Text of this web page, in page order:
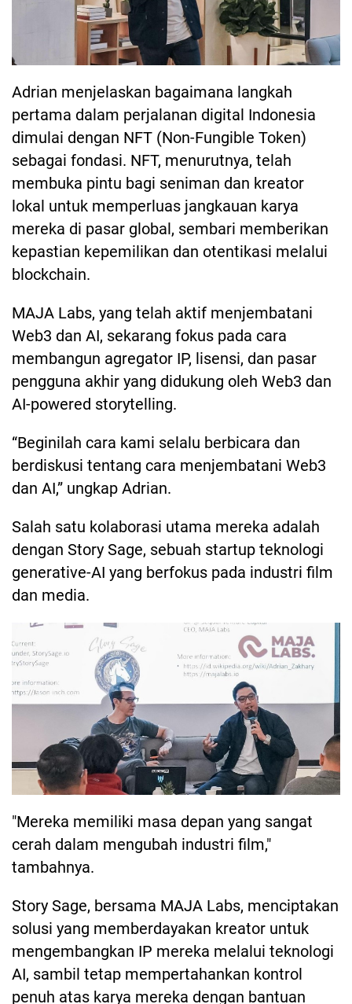
Adrian menjelaskan bagaimana langkah
pertama dalam perjalanan digital Indonesia
dimulai dengan NFT (Non-Fungible Token)
sebagai fondasi. NFT, menurutnya, telah
membuka pintu bagi seniman dan kreator
lokal untuk memperluas jangkauan karya
mereka di pasar global, sembari memberikan
kepastian kepemilikan dan otentikasi melalui
blockchain.
MAJA Labs, yang telah aktif menjembatani
Web3 dan AI, sekarang fokus pada cara
membangun agregator IP, lisensi, dan pasar
pengguna akhir yang didukung oleh Web3 dan
AI-powered storytelling.
“Beginilah cara kami selalu berbicara dan
berdiskusi tentang cara menjembatani Web3
dan AI,” ungkap Adrian.
Salah satu kolaborasi utama mereka adalah
dengan Story Sage, sebuah startup teknologi
generative-AI yang berfokus pada industri film
dan media.
"Mereka memiliki masa depan yang sangat
cerah dalam mengubah industri film,"
tambahnya.
Story Sage, bersama MAJA Labs, menciptakan
solusi yang memberdayakan kreator untuk
mengembangkan IP mereka melalui teknologi
AI, sambil tetap mempertahankan kontrol
penuh atas karya mereka dengan bantuan